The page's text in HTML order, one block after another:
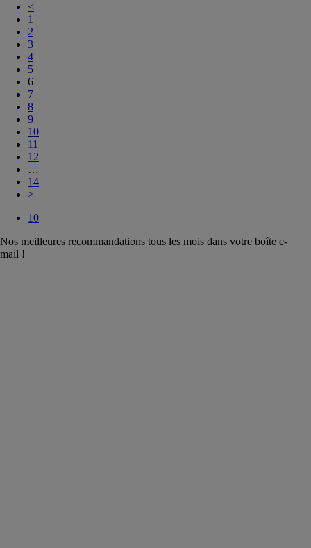
<
1
2
3
4
5
6
7
8
9
10
11
12
…
14
>
10
Nos meilleures recommandations tous les mois dans votre boîte e-
mail !